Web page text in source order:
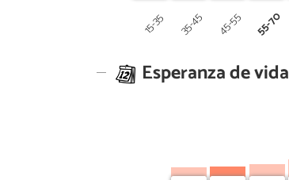
15-35 35-45 45-55 55-70
Esperanza de vida